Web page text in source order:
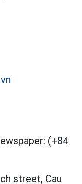
(+84
street, Cau